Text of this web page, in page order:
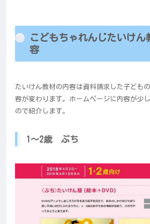
こどもちゃれんじたいけん
容
たいけん教材の内容は資料請求した子ども
容が変わります。ホームページに内容が少
ので紹介します。
1～2歳 ぷち